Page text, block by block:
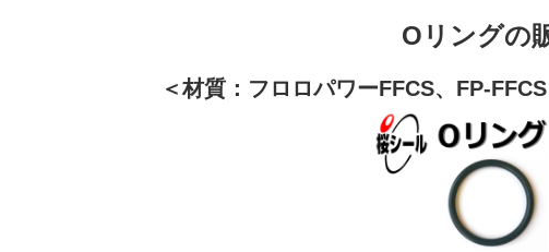
Oリングの
＜材質：フロロパワーFFCS、FP-